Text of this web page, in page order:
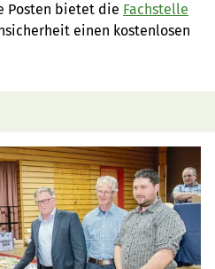
Posten bietet die Fachstelle
einen kostenlosen